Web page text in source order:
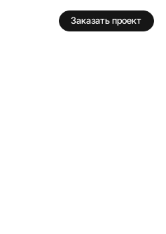
Заказать проект